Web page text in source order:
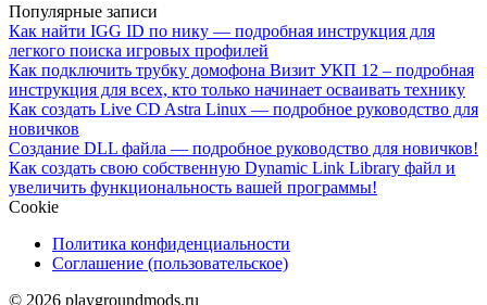
Популярные записи
Как найти IGG ID по нику — подробная инструкция для
легкого поиска игровых профилей
Как подключить трубку домофона Визит УКП 12 – подробная
инструкция для всех, кто только начинает осваивать технику
Как создать Live CD Astra Linux — подробное руководство для
новичков
Создание DLL файла — подробное руководство для новичков!
Как создать свою собственную Dynamic Link Library файл и
увеличить функциональность вашей программы!
Cookie
Политика конфиденциальности
Соглашение (пользовательское)
© 2026 playgroundmods.ru